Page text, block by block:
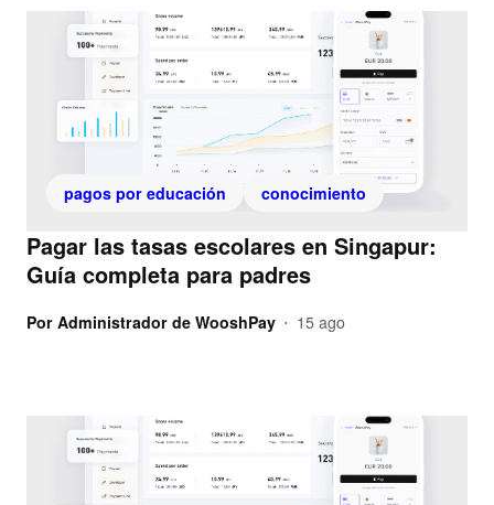
pagos por educación conocimiento
Pagar las tasas escolares en Singapur:
Guía completa para padres
Por Administrador de WooshPay • 15 ago